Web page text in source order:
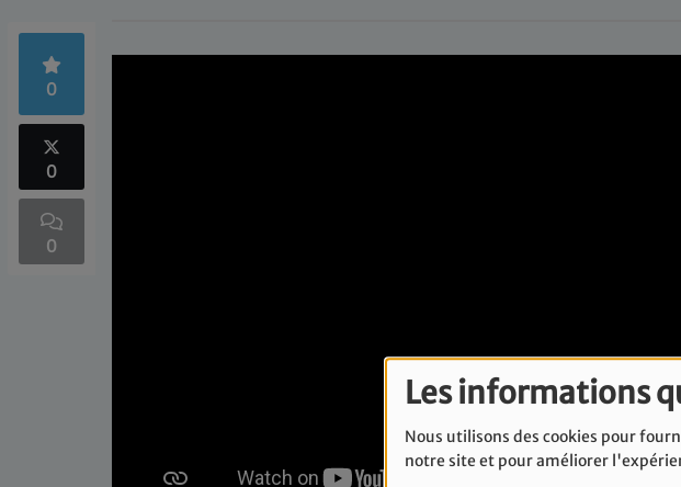
Les informations
Nous utilisons des cookies pour
notre site et pour améliorer
0
0
0